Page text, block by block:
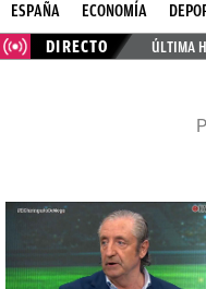
ESPAÑA ECONOMÍA
DIRECTO
ÚLTIMA